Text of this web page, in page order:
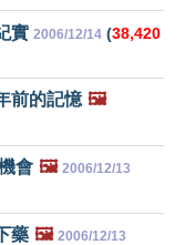
實 2006/12/14 (38,420
前的記憶 🖼️
會 🖼️ 2006/12/13
藥 🖼️ 2006/12/13